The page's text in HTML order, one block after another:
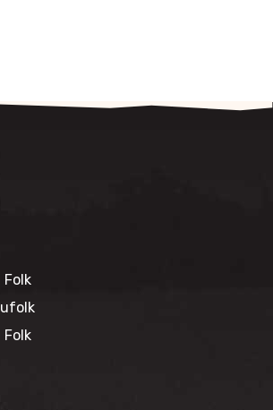
Folk
Folk